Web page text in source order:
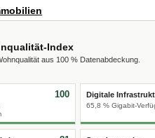
Index
aus 100 % Datenabdeckung.
100 Digitale
65,8 % Gigabit-